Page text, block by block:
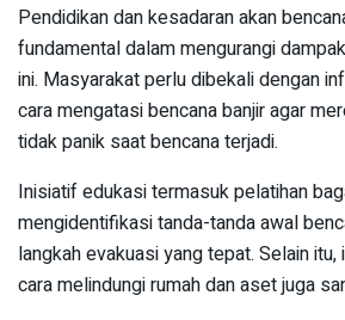
Pendidikan dan kesadaran akan
fundamental dalam mengurangi
ini. Masyarakat perlu dibekali dengan
cara mengatasi bencana banjir agar
tidak panik saat bencana terjadi.
Inisiatif edukasi termasuk pelatihan
mengidentifikasi tanda-tanda awal
langkah evakuasi yang tepat. Selain
cara melindungi rumah dan aset juga